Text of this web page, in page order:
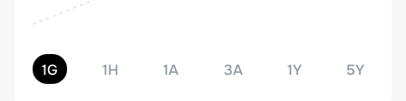
1G 1H 1A 3A 1Y 5Y